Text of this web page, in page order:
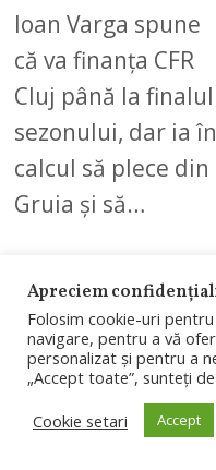
Ioan Varga spune
că va finanța CFR
Cluj până la finalul
sezonului, dar ia în
calcul să plece din
Gruia și să…
07
AUGUST 6, 2026
Apreciem
Folosim cookie-uri
navigare, pentru a vă
personalizat și pentru a
„Accept toate”, sunteți
Cookie setari
Accept